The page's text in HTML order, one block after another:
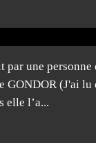
par une
(J'ai lu
elle l’a...